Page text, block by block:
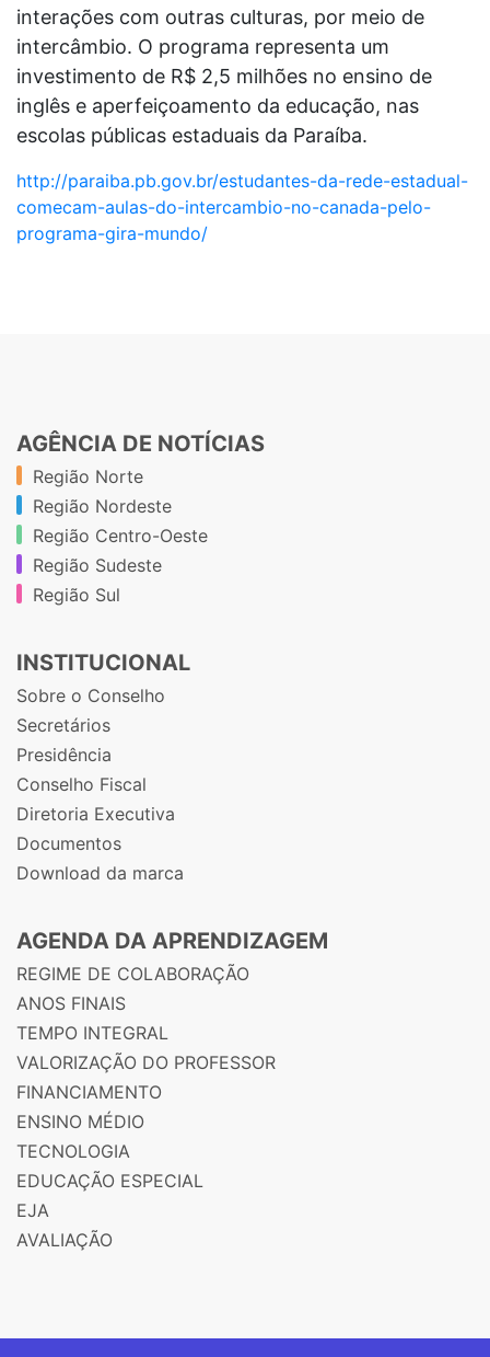
interações com outras culturas, por meio de
intercâmbio. O programa representa um
investimento de R$ 2,5 milhões no ensino de
inglês e aperfeiçoamento da educação, nas
escolas públicas estaduais da Paraíba.
http://paraiba.pb.gov.br/estudantes-da-rede-estadual-
comecam-aulas-do-intercambio-no-canada-pelo-
programa-gira-mundo/
AGÊNCIA DE NOTÍCIAS
Região Norte
Região Nordeste
Região Centro-Oeste
Região Sudeste
Região Sul
INSTITUCIONAL
Sobre o Conselho
Secretários
Presidência
Conselho Fiscal
Diretoria Executiva
Documentos
Download da marca
AGENDA DA APRENDIZAGEM
REGIME DE COLABORAÇÃO
ANOS FINAIS
TEMPO INTEGRAL
VALORIZAÇÃO DO PROFESSOR
FINANCIAMENTO
ENSINO MÉDIO
TECNOLOGIA
EDUCAÇÃO ESPECIAL
EJA
AVALIAÇÃO